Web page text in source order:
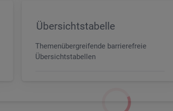
Übersichtstabelle
Themenübergreifende barrierefreie
Übersichtstabellen